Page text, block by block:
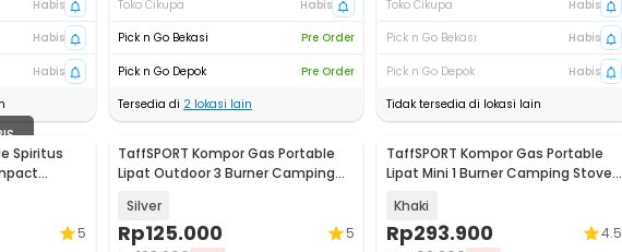
Habis
Habis
Habis
Toko Cikupa
Habis
Pick n Go Bekasi
Pre Order
Pick n Go Depok
Pre Order
Tersedia di 2 lokasi lain
Toko Cikupa
Habis
Pick n Go Bekasi
Habis
Pick n Go Depok
Habis
Tidak tersedia di lokasi lain
Spiritus
5
TaffSPORT Kompor Gas Portable
Lipat Outdoor 3 Burner Camping
Silver
Rp125.000 5
TaffSPORT Kompor Gas Portable
Lipat Mini 1 Burner Camping Stove
Khaki
Rp293.900 4.5